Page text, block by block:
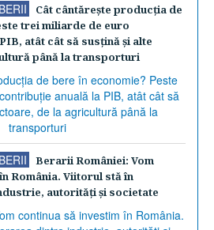
Cât cântăreşte producţia de
trei miliarde de euro
atât cât să susţină şi alte
până la transporturi
Berarii României: Vom
România. Viitorul stă în
autorităţi şi societate